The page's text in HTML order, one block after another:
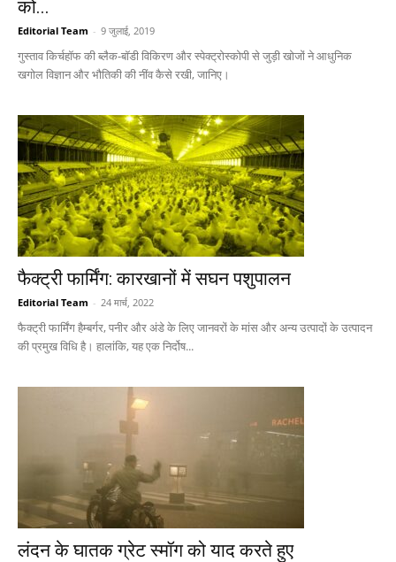
को...
Editorial Team - 9 जुलाई, 2019
गुस्ताव किर्चहॉफ की ब्लैक-बॉडी विकिरण और स्पेक्ट्रोस्कोपी से जुड़ी खोजों ने आधुनिक
खगोल विज्ञान और भौतिकी की नींव कैसे रखी, जानिए।
फैक्ट्री फार्मिंग: कारखानों में सघन पशुपालन
Editorial Team - 24 मार्च, 2022
फैक्ट्री फार्मिंग हैम्बर्गर, पनीर और अंडे के लिए जानवरों के मांस और अन्य उत्पादों के उत्पादन
की प्रमुख विधि है। हालांकि, यह एक निर्दोष...
लंदन के घातक ग्रेट स्मॉग को याद करते हुए